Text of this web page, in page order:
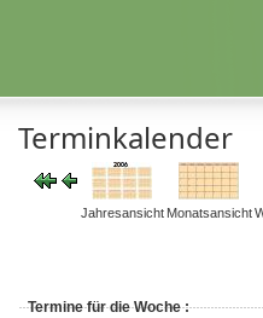
Terminkalender
Jahresansicht Monatsansicht
Termine für die Woche :